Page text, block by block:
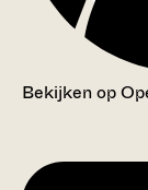
Bekijken op